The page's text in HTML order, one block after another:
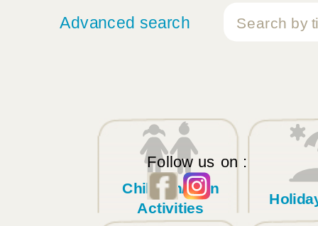
Advanced search
Follow us on :
Children/Teen
Activities